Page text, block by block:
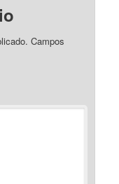
Campos